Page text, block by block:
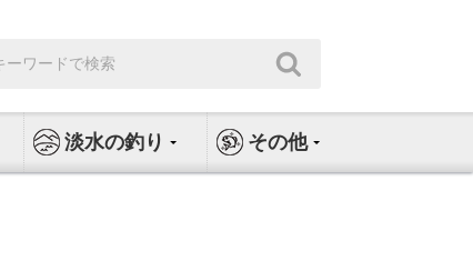
淡水の釣り その他